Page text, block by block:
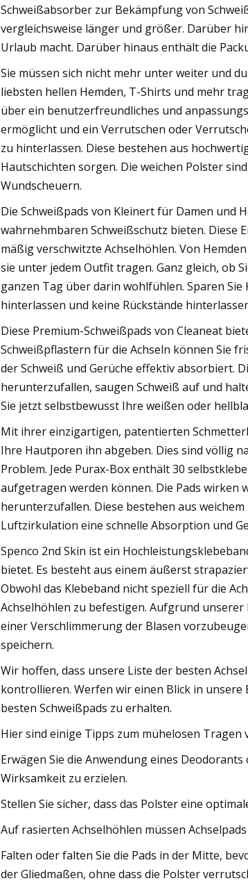
Schweißabsorber zur Bekämpfung von
vergleichsweise länger und größer. Darüber
Urlaub macht. Darüber hinaus enthält die
Sie müssen sich nicht mehr unter weiter und
liebsten hellen Hemden, T-Shirts und mehr
über ein benutzerfreundliches und
ermöglicht und ein Verrutschen oder
zu hinterlassen. Diese bestehen aus
Hautschichten sorgen. Die weichen Polster
Wundscheuern.
Die Schweißpads von Kleinert für Damen und
wahrnehmbaren Schweißschutz bieten. Diese
mäßig verschwitzte Achselhöhlen. Von
sie unter jedem Outfit tragen. Ganz gleich, ob
ganzen Tag über darin wohlfühlen. Sparen Sie
hinterlassen und keine Rückstände
Diese Premium-Schweißpads von Cleaneat
Schweißpflastern für die Achseln können Sie
der Schweiß und Gerüche effektiv absorbiert.
herunterzufallen, saugen Schweiß auf und
Sie jetzt selbstbewusst Ihre weißen oder
Mit ihrer einzigartigen, patentierten
Ihre Hautporen ihn abgeben. Dies sind völlig
Problem. Jede Purax-Box enthält 30
aufgetragen werden können. Die Pads wirken
herunterzufallen. Diese bestehen aus
Luftzirkulation eine schnelle Absorption und
Spenco 2nd Skin ist ein
bietet. Es besteht aus einem äußerst
Obwohl das Klebeband nicht speziell für die
Achselhöhlen zu befestigen. Aufgrund
einer Verschlimmerung der Blasen
speichern.
Wir hoffen, dass unsere Liste der besten
kontrollieren. Werfen wir einen Blick in
besten Schweißpads zu erhalten.
Hier sind einige Tipps zum mühelosen Tragen
Erwägen Sie die Anwendung eines
Wirksamkeit zu erzielen.
Stellen Sie sicher, dass das Polster eine
Auf rasierten Achselhöhlen müssen
Falten oder falten Sie die Pads in der Mitte,
der Gliedmaßen, ohne dass die Polster